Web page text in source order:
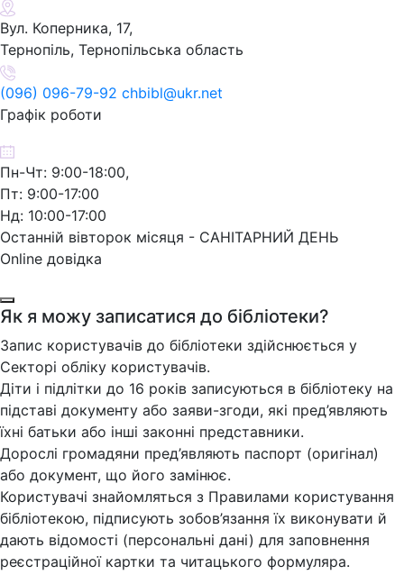
Вул. Коперника, 17,
Тернопіль, Тернопільська область
(096) 096-79-92 chbibl@ukr.net
Графік роботи
Пн-Чт: 9:00-18:00,
Пт: 9:00-17:00
Нд: 10:00-17:00
Останній вівторок місяця - САНІТАРНИЙ ДЕНЬ
Online довідка
Як я можу записатися до бібліотеки?
Запис користувачів до бібліотеки здійснюється у
Секторі обліку користувачів.
Діти і підлітки до 16 років записуються в бібліотеку на
підставі документу або заяви-згоди, які пред’являють
їхні батьки або інші законні представники.
Дорослі громадяни пред’являють паспорт (оригінал)
або документ, що його замінює.
Користувачі знайомляться з Правилами користування
бібліотекою, підписують зобов’язання їх виконувати й
дають відомості (персональні дані) для заповнення
реєстраційної картки та читацького формуляра.